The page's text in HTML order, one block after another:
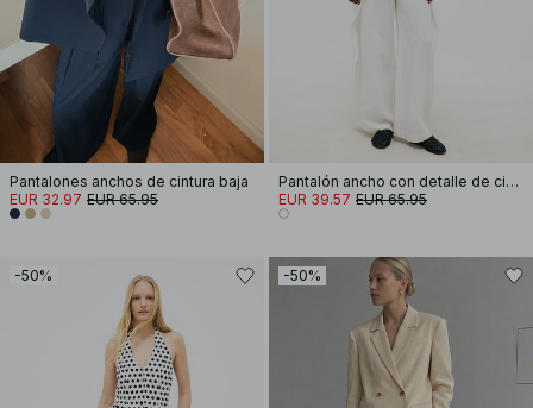
Pantalones anchos de cintura baja
EUR 32.97 EUR 65.95
Pantalón ancho con detalle de cinturón
EUR 39.57 EUR 65.95
-50% -50%